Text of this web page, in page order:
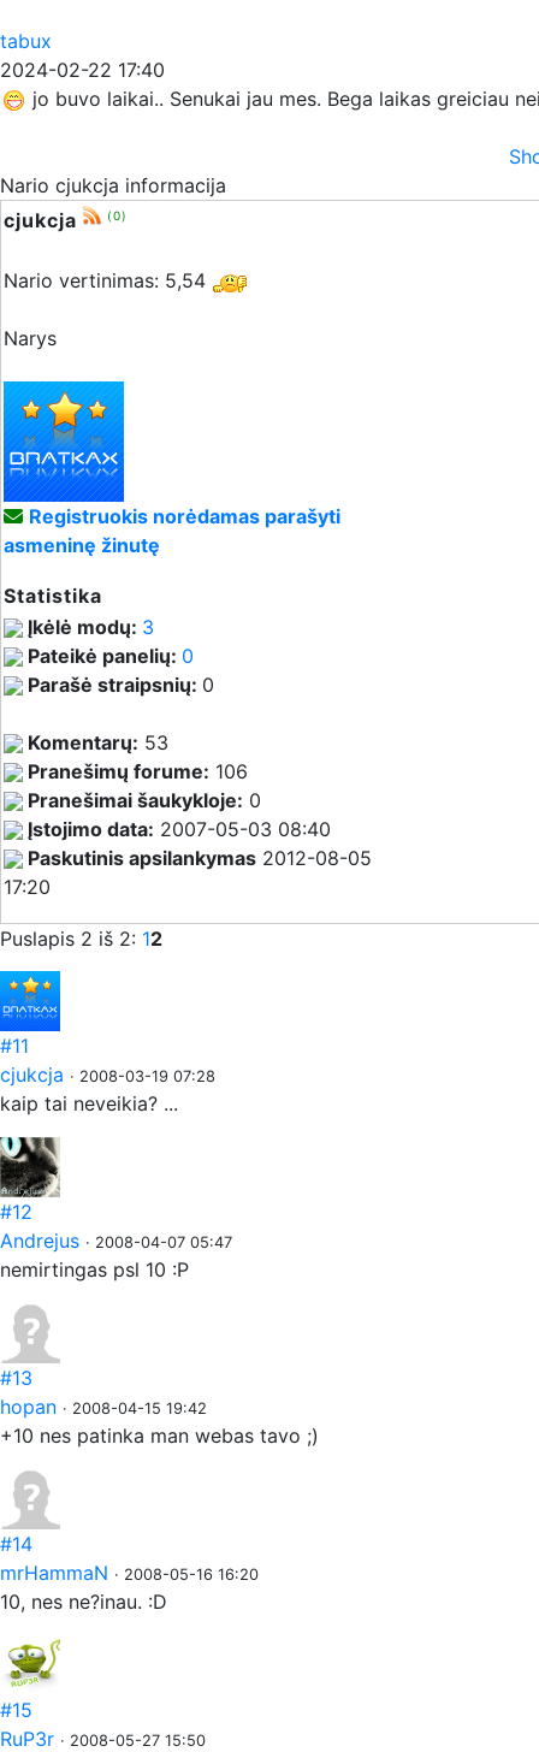
tabux
2024-02-22 17:40
jo buvo laikai.. Senukai jau mes. Bega laikas greiciau
Nario cjukcja informacija
cjukcja
(0)
Nario vertinimas: 5,54
Narys
Registruokis norėdamas parašyti
asmeninę žinutę
Statistika
Įkėlė modų: 3
Pateikė panelių: 0
Parašė straipsnių: 0
Komentarų: 53
Pranešimų forume: 106
Pranešimai šaukykloje: 0
Įstojimo data: 2007-05-03 08:40
Paskutinis apsilankymas 2012-08-05
17:20
Puslapis 2 iš 2: 12
#11
cjukcja · 2008-03-19 07:28
kaip tai neveikia? ...
#12
Andrejus · 2008-04-07 05:47
nemirtingas psl 10 :P
#13
hopan · 2008-04-15 19:42
+10 nes patinka man webas tavo ;)
#14
mrHammaN · 2008-05-16 16:20
10, nes ne?inau. :D
#15
RuP3r · 2008-05-27 15:50